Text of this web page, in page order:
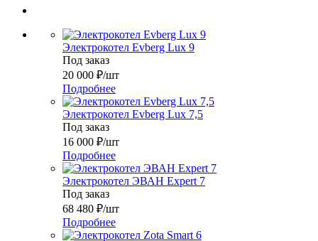
Электрокотел Evberg Lux 9
Под заказ
20 000 ₽/шт
Подробнее
Электрокотел Evberg Lux 7,5
Под заказ
16 000 ₽/шт
Подробнее
Электрокотел ЭВАН Expert 7
Под заказ
68 480 ₽/шт
Подробнее